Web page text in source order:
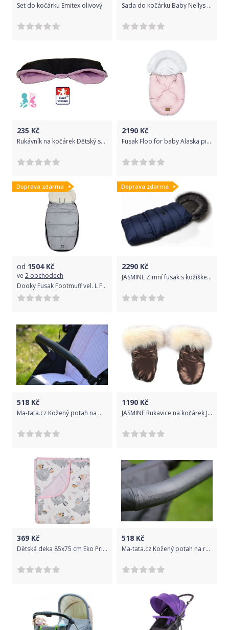
Set do kočárku Emitex olivový Sada do kočárku Baby Nellys minky, podložka + polštářek - Plameňák, růžová
235 Kč
Rukávník na kočárek Dětský svět černá/světlerůžová LUX
2190 Kč
Fusak Floo for baby Alaska pink/white
Doprava zdarma
od 1504Kč
ve 2 obchodech
Dooky Fusak Footmuff vel. L FROSTED Silver Sky
Doprava zdarma
2290 Kč
JASMINE Zimní fusak s kožíškem - modrá
518 Kč
Ma-tata.cz Kožený potah na madlo kočárku - dítě Značka kočárku: Cybex, Barva: hnědá, Model kočárku: Eezy S+
1190 Kč
JASMINE Rukavice na kočárek Jasmine Focca - Bronze
369 Kč
Dětská deka 85x75 cm Eko Print Chicks 2021
518 Kč
Ma-tata.cz Kožený potah na rukojeť kočárku - rodič Značka kočárku: X-Lander, Barva: krémová, Model kočárku: X-Cite